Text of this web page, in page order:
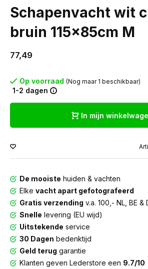
Schapenvacht wit
bruin 115x85cm M
77,49
Op voorraad (Nog maar 1 beschikbaar)
1-2 dagen
In mijn
De mooiste huiden & vachten
Elke vacht apart gefotografeerd
Gratis verzending v.a. 100,- NL, BE &
Snelle levering (EU wijd)
Uitstekende service
30 Dagen bedenktijd
Geld terug garantie
Klanten geven Lederstore een 9.7/10